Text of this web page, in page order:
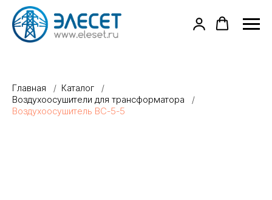
Главная / Каталог
/
Воздухоосушители для трансформатора
/
Воздухоосушитель ВС-5-5